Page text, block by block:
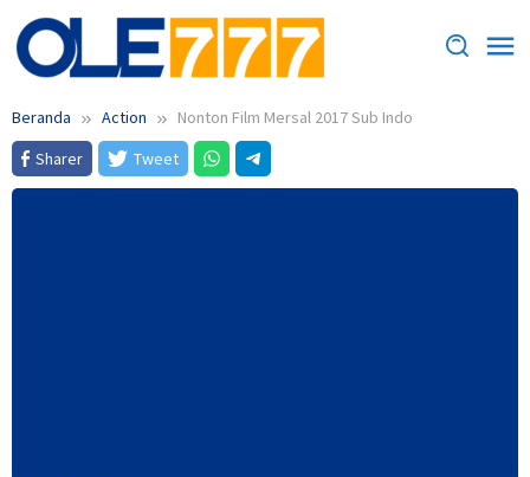
Loncat
ke
konten
Beranda Action
Nonton Film Mersal 2017 Sub Indo
Sharer
Tweet